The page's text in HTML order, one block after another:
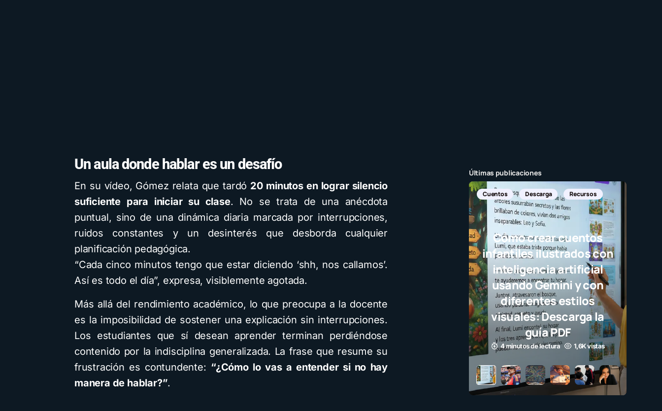
Un aula donde hablar es un desafío
En su vídeo, Gómez relata que tardó 20 minutos en lograr silencio
suficiente para iniciar su clase. No se trata de una anécdota
puntual, sino de una dinámica diaria marcada por interrupciones,
ruidos constantes y un desinterés que desborda cualquier
planificación pedagógica.
“Cada cinco minutos tengo que estar diciendo ‘shh, nos callamos’.
Así es todo el día”, expresa, visiblemente agotada.
Más allá del rendimiento académico, lo que preocupa a la docente
es la imposibilidad de sostener una explicación sin interrupciones.
Los estudiantes que sí desean aprender terminan perdiéndose
contenido por la indisciplina generalizada. La frase que resume su
frustración es contundente: “¿Cómo lo vas a entender si no hay
manera de hablar?”.
Últimas publicaciones
Recursos
Cómo crear cuentos
infantiles ilustrados con
inteligencia artificial
usando Gemini y con
diferentes estilos
visuales: Descarga la
guía PDF
4 minutos de lectura 1,6K vistas